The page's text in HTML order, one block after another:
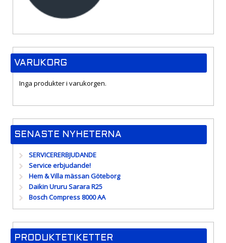
VARUKORG
Inga produkter i varukorgen.
SENASTE NYHETERNA
SERVICERERBJUDANDE
Service erbjudande!
Hem & Villa mässan Göteborg
Daikin Ururu Sarara R25
Bosch Compress 8000 AA
PRODUKTETIKETTER